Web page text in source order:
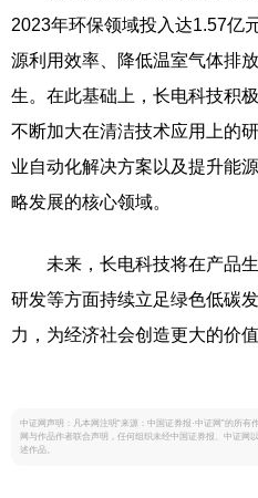
2023年环保领域投入达1.57亿
源利用效率、降低温室气体排
生。在此基础上，长电科技积
不断加大在清洁技术应用上的
业自动化解决方案以及提升能
略发展的核心领域。
未来，长电科技将在产品生
研发等方面持续立足绿色低碳
力，为经济社会创造更大的价值
中证网声明：凡本网注明“来源：中国证券报·中证网”的所
网与作品作者联合声明，任何组织未经中国证券报、中证网
述作品。